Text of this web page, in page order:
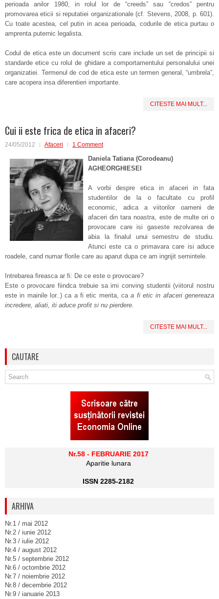
perioada anilor 1980, in rolul lor de “creeds” sau “credos” pentru
promovarea eticii si reputatiei organizationale (cf. Stevens, 2008, p. 601).
Cu toate acestea, cel putin in acea perioada, codurile de etica purtau o
amprenta puternic legalista.
Codul de etica este un document scris care include un set de principii si
standarde etice cu rolul de ghidare a comportamentului personalului unei
organizatiei. Termenul de cod de etica este un termen general, “umbrela”,
care acopera insa diferentieri importante.
CITESTE MAI MULT...
Cui ii este frica de etica in afaceri?
24/05/2012 Afaceri 1 Comment
Daniela Tatiana (Corodeanu)
AGHEORGHIESEI
A vorbi despre etica in afaceri in fata
studentilor de la o facultate cu profil
economic, adica a viitorilor oameni de
afaceri din tara noastra, este de multe ori o
provocare care isi gaseste rezolvarea de
abia la finalul unui semestru de studiu.
Atunci este ca o primavara care isi aduce
roadele, cand numar florile care au aparut dupa ce am ingrijit semintele.
Intrebarea fireasca ar fi: De ce este o provocare?
Este o provocare fiindca trebuie sa imi conving studentii (viitorul nostru
este in mainile lor..) ca a fi etic merita, caa fi etic in afaceri genereaza
incredere, aliati, iti aduce profit si nu pierdere.
CITESTE MAI MULT...
CAUTARE
Nr.58 - FEBRUARIE 2017
Aparitie lunara
ISSN 2285-2182
ARHIVA
Nr.1 / mai 2012
Nr.2 / iunie 2012
Nr.3 / iulie 2012
Nr.4 / august 2012
Nr.5 / septembrie 2012
Nr.6 / octombrie 2012
Nr.7 / noiembrie 2012
Nr.8 / decembrie 2012
Nr.9 / ianuarie 2013